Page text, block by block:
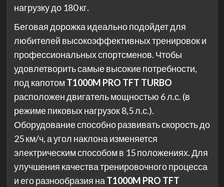
нагрузку до 180 кг.
Беговая дорожка идеально подойдет для
любителей высокоэффективных тренировок и
профессиональных спортсменов. Чтобы
удовлетворить самые высокие потребности,
под капотомT1000M PRO TFT TURBO
расположен двигатель мощностью 6 л.с. (в
режиме пиковых нагрузок 8,5 л.с.).
Оборудование способно развивать скорость до
25 км/ч, а угол наклона изменяется
электрическим способом в 15 положениях. Для
улучшения качества тренировочного процесса
и его разнообразия на T1000M PRO TFT